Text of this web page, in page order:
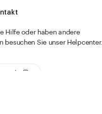
Hilfe oder haben andere
besuchen Sie unser Helpcenter.